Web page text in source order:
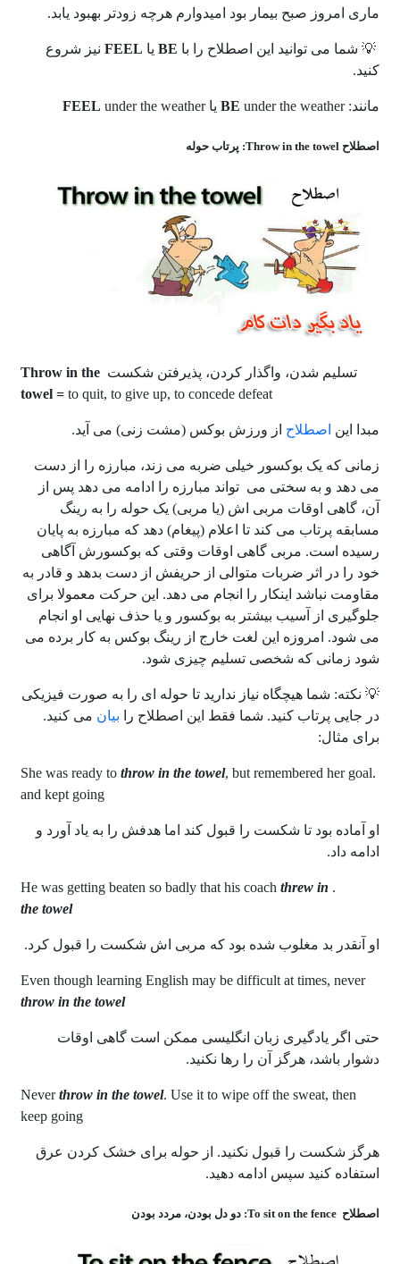
ماری امروز صبح بیمار بود امیدوارم هرچه زودتر بهبود یابد.
💡 شما می توانید این اصطلاح را با BEیا FEELنیز شروع
کنید.
مانند: BE under the weather یا FEEL under the weather
اصطلاح Throw in the towel: پرتاب حوله
تسلیم شدن، واگذار کردن، پذیرفتن شکست Throw in the
towel =to quit, to give up, to concede defeat
مبدا این اصطلاح از ورزش بوکس (مشت زنی) می آید.
زمانی که یک بوکسور خیلی ضربه می زند، مبارزه را از دست
می دهد و به سختی می تواند مبارزه را ادامه می دهد پس از
آن، گاهی اوقات مربی اش (یا مربی) یک حوله را به رینگ
مسابقه پرتاب می کند تا اعلام (پیغام) دهد که مبارزه به پایان
رسیده است. مربی گاهی اوقات وقتی که بوکسورش آگاهی
خود را در اثر ضربات متوالی از حریفش از دست بدهد و قادر به
مقاومت نباشد اینکار را انجام می دهد. این حرکت معمولا برای
جلوگیری از آسیب بیشتر به بوکسور و یا حذف نهایی او انجام
می شود. امروزه این لغت خارج از رینگ بوکس به کار برده می
شود زمانی که شخصی تسلیم چیزی شود.
💡 نکته: شما هیچگاه نیاز ندارید تا حوله ای را به صورت فیزیکی
در جایی پرتاب کنید. شما فقط این اصطلاح را بیان می کنید.
برای مثال:
.She was ready to
throw in the towel, but remembered her goal
and kept going
او آماده بود تا شکست را قبول کند اما هدفش را به یاد آورد و
ادامه داد.
. He was getting beaten so badly that his coach
threw in
the towel
او آنقدر بد مغلوب شده بود که مربی اش شکست را قبول کرد.
Even though learning English may be difficult at times, never
throw in the towel
حتی اگر یادگیری زبان انگلیسی ممکن است گاهی اوقات
دشوار باشد، هرگز آن را رها نکنید.
Never throw in the towel. Use it to wipe off the sweat, then
keep going
هرگز شکست را قبول نکنید. از حوله برای خشک کردن عرق
استفاده کنید سپس ادامه دهید.
اصطلاح To sit on the fence: دو دل بودن، مردد بودن